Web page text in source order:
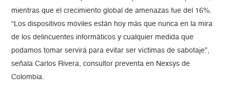
mientras que el crecimiento global de amenazas fue del 16%.
“Los dispositivos móviles están hoy más que nunca en la mira
de los delincuentes informáticos y cualquier medida que
podamos tomar servirá para evitar ser víctimas de sabotaje”,
señala Carlos Rivera, consultor preventa en Nexsys de
Colombia.